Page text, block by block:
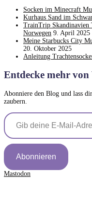
Socken im Minecraft
Kurhaus Sand im
TrainTrip Skandinavien
Norwegen 9. April 2025
Meine Starbucks City
20. Oktober 2025
Anleitung
Entdecke mehr
Abonniere den Blog und lass
zaubern.
Gib deine E-Mail-Adresse ein ...
Abonnieren
Mastodon